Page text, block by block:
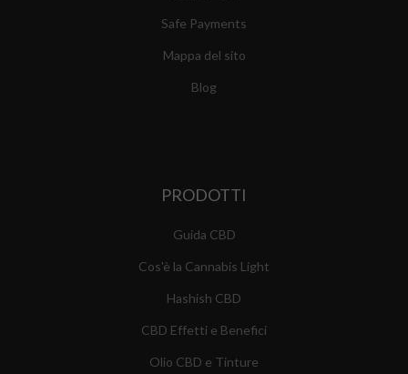
Safe Payments
Mappa del sito
Blog
PRODOTTI
Guida CBD
Cos'è la Cannabis Light
Hashish CBD
CBD Effetti e Benefici
Olio CBD e Tinture